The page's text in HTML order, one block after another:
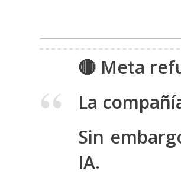
d
r
e
🔴 Meta
La
Sin
IA.